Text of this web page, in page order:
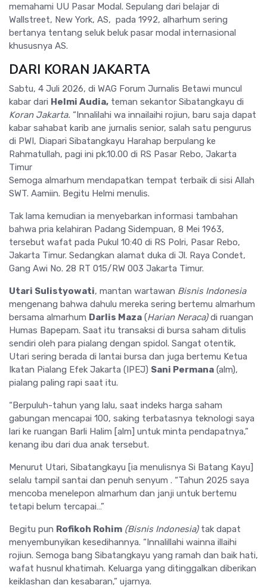
memahami UU Pasar Modal. Sepulang dari belajar di
Wallstreet, New York, AS, pada 1992, alharhum sering
bertanya tentang seluk beluk pasar modal internasional
khususnya AS.
DARI KORAN JAKARTA
Sabtu, 4 Juli 2026, di WAG Forum Jurnalis Betawi muncul
kabar dari Helmi Audia, teman sekantor Sibatangkayu di
Koran Jakarta. “Innalilahi wa innailaihi rojiun, baru saja dapat
kabar sahabat karib ane jurnalis senior, salah satu pengurus
di PWI, Diapari Sibatangkayu Harahap berpulang ke
Rahmatullah, pagi ini pk.10.00 di RS Pasar Rebo, Jakarta
Timur
Semoga almarhum mendapatkan tempat terbaik di sisi Allah
SWT. Aamiin. Begitu Helmi menulis.
Tak lama kemudian ia menyebarkan informasi tambahan
bahwa pria kelahiran Padang Sidempuan, 8 Mei 1963,
tersebut wafat pada Pukul 10:40 di RS Polri, Pasar Rebo,
Jakarta Timur. Sedangkan alamat duka di Jl. Raya Condet,
Gang Awi No. 28 RT 015/RW 003 Jakarta Timur.
Utari Sulistyowati, mantan wartawan Bisnis Indonesia
mengenang bahwa dahulu mereka sering bertemu almarhum
bersama almarhum Darlis Maza (Harian Neraca)di ruangan
Humas Bapepam. Saat itu transaksi di bursa saham ditulis
sendiri oleh para pialang dengan spidol. Sangat otentik,
Utari sering berada di lantai bursa dan juga bertemu Ketua
Ikatan Pialang Efek Jakarta (IPEJ) Sani Permana (alm),
pialang paling rapi saat itu.
“Berpuluh-tahun yang lalu, saat indeks harga saham
gabungan mencapai 100, saking terbatasnya teknologi saya
lari ke ruangan Barli Halim [alm] untuk minta pendapatnya,”
kenang ibu dari dua anak tersebut.
Menurut Utari, Sibatangkayu [ia menulisnya Si Batang Kayu]
selalu tampil santai dan penuh senyum . “Tahun 2025 saya
mencoba menelepon almarhum dan janji untuk bertemu
tetapi belum tercapai…”
Begitu pun Rofikoh Rohim (Bisnis Indonesia)tak dapat
menyembunyikan kesedihannya. “Innalillahi wainna illaihi
rojiun. Semoga bang Sibatangkayu yang ramah dan baik hati,
wafat husnul khatimah. Keluarga yang ditinggalkan diberikan
keiklashan dan kesabaran,” ujarnya.